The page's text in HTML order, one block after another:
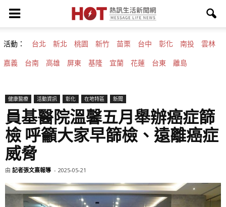
活動： 台北 新北 桃園 新竹 苗栗 台中 彰化 南投 雲林
嘉義 台南 高雄 屏東 基隆 宜蘭 花蓮 台東 離島
健康醫療 活動資訊 彰化 在地特區 新聞
員基醫院溫馨五月舉辦癌症篩
檢 呼籲大家早篩檢、遠離癌症
威脅
由 記者張文熹報導 - 2025-05-21